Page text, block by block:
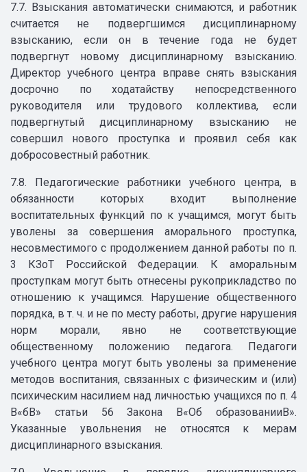
7.7. Взыскания автоматически снимаются, и работник
считается не подвергшимся дисциплинарному
взысканию, если он в течение года не будет
подвергнут новому дисциплинарному взысканию.
Директор учебного центра вправе снять взыскания
досрочно по ходатайству непосредственного
руководителя или трудового коллектива, если
подвергнутый дисциплинарному взысканию не
совершил нового проступка и проявил себя как
добросовестный работник.
7.8. Педагогические работники учебного центра, в
обязанности которых входит выполнение
воспитательных функций по к учащимся, могут быть
уволены за совершения аморального проступка,
несовместимого с продолжением данной работы по п.
3 КЗоТ Российской Федерации. К аморальным
проступкам могут быть отнесены рукоприкладство по
отношению к учащимся. Нарушение общественного
порядка, в т. ч. и не по месту работы, другие нарушения
норм морали, явно не соответствующие
общественному положению педагога. Педагоги
учебного центра могут быть уволены за применение
методов воспитания, связанных с физическим и (или)
психическим насилием над личностью учащихся по п. 4
В«бВ» статьи 56 Закона В«Об образованииВ».
Указанные увольнения не относятся к мерам
дисциплинарного взыскания.